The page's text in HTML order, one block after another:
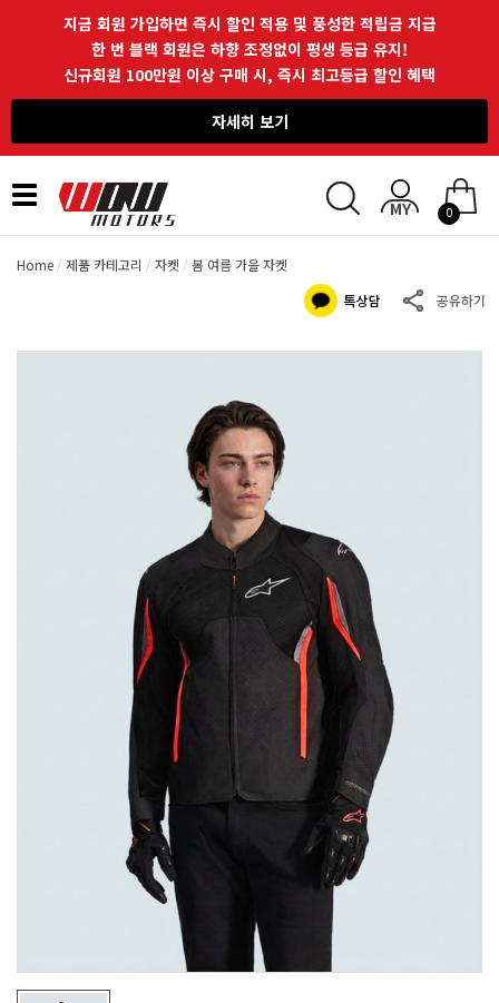
지금 회원 가입하면 즉시 할인 적용 및 풍성한 적립금 지급
한 번 블랙 회원은 하향 조정없이 평생 등급 유지!
신규회원 100만원 이상 구매 시, 즉시 최고등급 할인 혜택
자세히 보기
Toggle
navigation
0
Home 제품 카테고리 자켓 봄 여름 가을 자켓